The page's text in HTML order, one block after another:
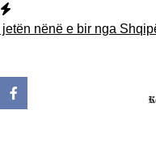
Skip
to
e bir nga ShqipëriaI